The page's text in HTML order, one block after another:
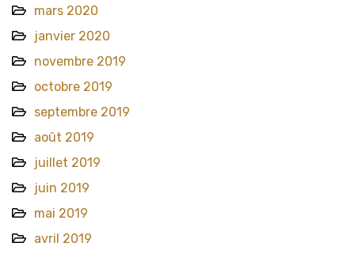
mars 2020
janvier 2020
novembre 2019
octobre 2019
septembre 2019
août 2019
juillet 2019
juin 2019
mai 2019
avril 2019